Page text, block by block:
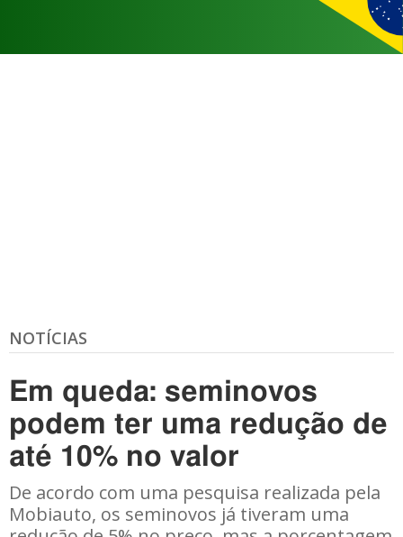
NOTÍCIAS
Em queda: seminovos
podem ter uma redução de
até 10% no valor
De acordo com uma pesquisa realizada pela
Mobiauto, os seminovos já tiveram uma